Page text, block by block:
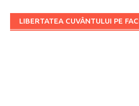
LIBERTATEA CUVÂNTULUI PE